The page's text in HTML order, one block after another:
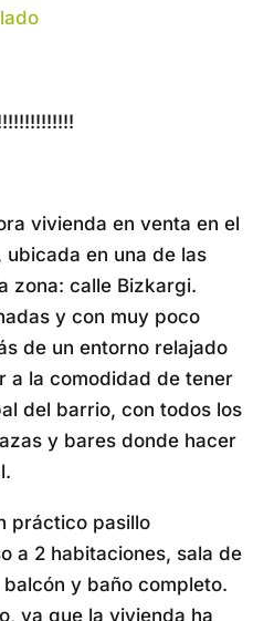
vivienda en venta en el
ubicada en una de las
zona: calle Bizkargi.
y con muy poco
de un entorno relajado
a la comodidad de tener
del barrio, con todos los
y bares donde hacer
práctico pasillo
a 2 habitaciones, sala de
y baño completo.
ya que la vivienda ha